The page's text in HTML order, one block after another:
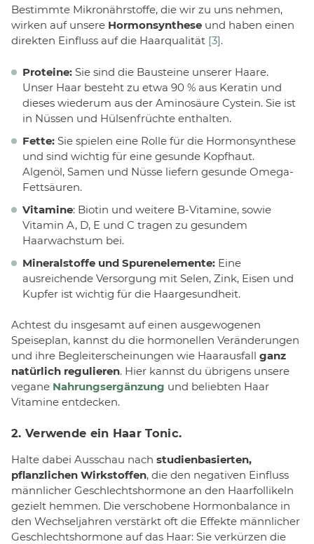
Bestimmte Mikronährstoffe, die wir zu uns nehmen,
wirken auf unsere Hormonsynthese und haben einen
direkten Einfluss auf die Haarqualität [3].
Proteine: Sie sind die Bausteine unserer Haare.
Unser Haar besteht zu etwa 90 % aus Keratin und
dieses wiederum aus der Aminosäure Cystein. Sie ist
in Nüssen und Hülsenfrüchte enthalten.
Fette: Sie spielen eine Rolle für die Hormonsynthese
und sind wichtig für eine gesunde Kopfhaut.
Algenöl, Samen und Nüsse liefern gesunde Omega-
Fettsäuren.
Vitamine: Biotin und weitere B-Vitamine, sowie
Vitamin A, D, E und C tragen zu gesundem
Haarwachstum bei.
Mineralstoffe und Spurenelemente: Eine
ausreichende Versorgung mit Selen, Zink, Eisen und
Kupfer ist wichtig für die Haargesundheit.
Achtest du insgesamt auf einen ausgewogenen
Speiseplan, kannst du die hormonellen Veränderungen
und ihre Begleiterscheinungen wie Haarausfall ganz
natürlich regulieren. Hier kannst du übrigens unsere
vegane Nahrungsergänzung und beliebten Haar
Vitamine entdecken.
2. Verwende ein Haar Tonic.
Halte dabei Ausschau nach studienbasierten,
pflanzlichen Wirkstoffen, die den negativen Einfluss
männlicher Geschlechtshormone an den Haarfollikeln
gezielt hemmen. Die verschobene Hormonbalance in
den Wechseljahren verstärkt oft die Effekte männlicher
Geschlechtshormone auf das Haar: Sie verkürzen die